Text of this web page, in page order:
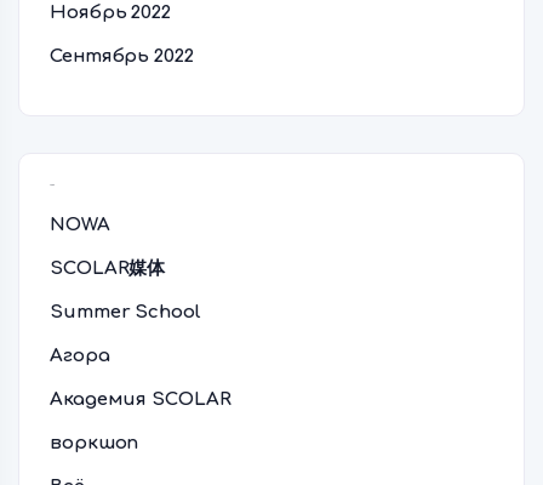
Ноябрь 2022
Сентябрь 2022
NOWA
SCOLAR媒体
Summer School
Агора
Академия SCOLAR
воркшоп